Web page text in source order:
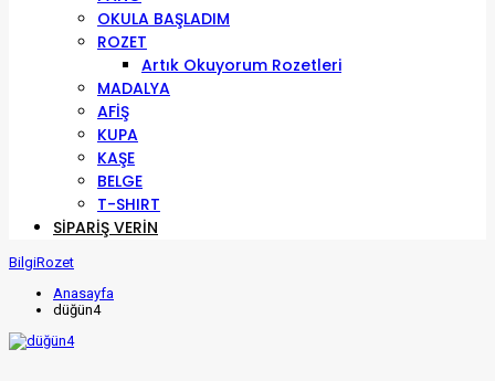
OKULA BAŞLADIM
ROZET
Artık Okuyorum Rozetleri
MADALYA
AFİŞ
KUPA
KAŞE
BELGE
T-SHIRT
SIPARIŞ VERIN
BilgiRozet
Anasayfa
düğün4